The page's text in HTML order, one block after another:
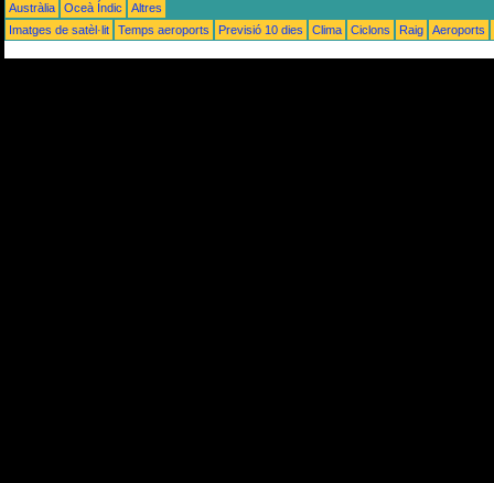
Austràlia
Oceà Índic
Altres
Imatges de satèl·lit
Temps aeroports Previsió 10 dies Clima Ciclons Raig Aeroports